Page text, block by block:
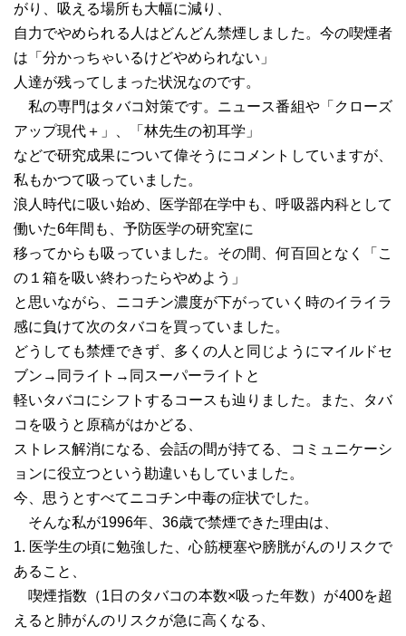
がり、吸える場所も大幅に減り、
自力でやめられる人はどんどん禁煙しました。今の喫煙者
は「分かっちゃいるけどやめられない」
人達が残ってしまった状況なのです。
私の専門はタバコ対策です。ニュース番組や「クローズ
アップ現代＋」、「林先生の初耳学」
などで研究成果について偉そうにコメントしていますが、
私もかつて吸っていました。
浪人時代に吸い始め、医学部在学中も、呼吸器内科として
働いた6年間も、予防医学の研究室に
移ってからも吸っていました。その間、何百回となく「こ
の１箱を吸い終わったらやめよう」
と思いながら、ニコチン濃度が下がっていく時のイライラ
感に負けて次のタバコを買っていました。
どうしても禁煙できず、多くの人と同じようにマイルドセ
ブン→同ライト→同スーパーライトと
軽いタバコにシフトするコースも辿りました。また、タバ
コを吸うと原稿がはかどる、
ストレス解消になる、会話の間が持てる、コミュニケーシ
ョンに役立つという勘違いもしていました。
今、思うとすべてニコチン中毒の症状でした。
そんな私が1996年、36歳で禁煙できた理由は、
1. 医学生の頃に勉強した、心筋梗塞や膀胱がんのリスクで
あること、
喫煙指数（1日のタバコの本数×吸った年数）が400を超
えると肺がんのリスクが急に高くなる、